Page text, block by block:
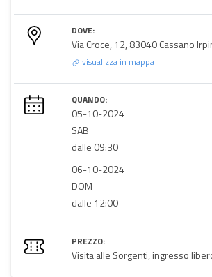
DOVE:
Via Croce, 12, 83040 Cassano
visualizza in mappa
QUANDO:
05-10-2024
SAB
dalle 09:30
06-10-2024
DOM
dalle 12:00
PREZZO:
Visita alle Sorgenti, ingresso